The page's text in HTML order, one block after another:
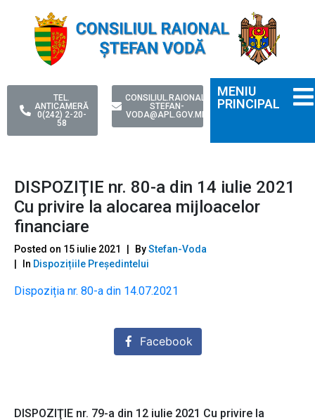
TEL.
ANTICAMERĂ
0(242) 2-20-
58
CONSILIUL.RAIONAL-
STEFAN-
VODA@APL.GOV.MD
MENIU
PRINCIPAL
DISPOZIŢIE nr. 80-a din 14 iulie 2021
Cu privire la alocarea mijloacelor
financiare
Posted on 15 iulie 2021 ByStefan-Voda
In Dispozițiile Președintelui
Dispoziția nr. 80-a din 14.07.2021
Facebook
DISPOZIŢIE nr. 79-a din 12 iulie 2021 Cu privire la